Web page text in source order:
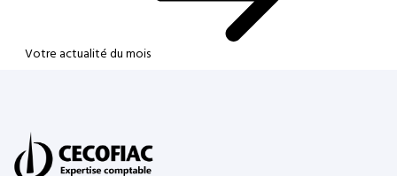
Votre actualité du mois